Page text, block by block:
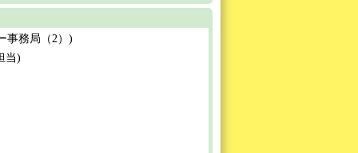
事務局（2）)
当)